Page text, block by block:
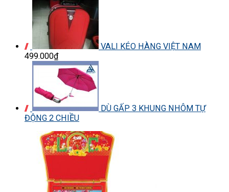
VALI KÉO HÀNG VIỆT NAM
499.000₫
DÙ GẤP 3 KHUNG NHÔM TỰ
ĐỘNG 2 CHIỀU